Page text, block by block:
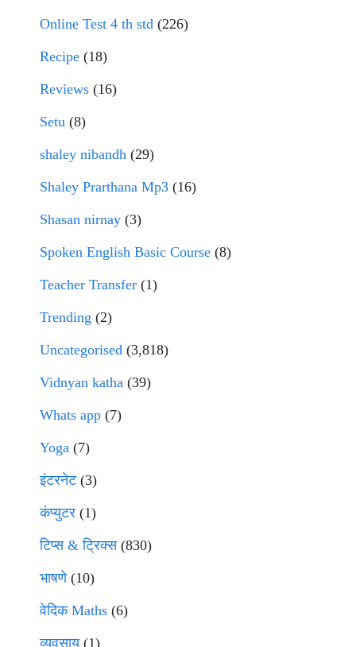
Online Test 4 th std (226)
Recipe (18)
Reviews (16)
Setu (8)
shaley nibandh (29)
Shaley Prarthana Mp3 (16)
Shasan nirnay (3)
Spoken English Basic Course (8)
Teacher Transfer (1)
Trending (2)
Uncategorised (3,818)
Vidnyan katha (39)
Whats app (7)
Yoga (7)
इंटरनेट(3)
कंप्युटर (1)
टिप्स & ट्रिक्स(830)
भाषणे(10)
वेदिक Maths (6)
व्यवसाय(1)